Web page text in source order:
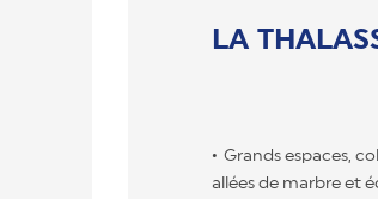
LA
Grands espaces,
allées de marbre et